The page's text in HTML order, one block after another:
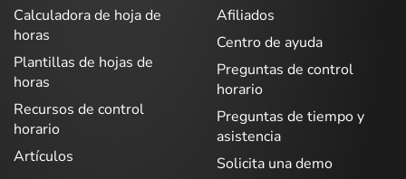
Calculadora de hoja de
horas
Plantillas de hojas de
horas
Recursos de control
horario
Artículos
Afiliados
Centro de ayuda
Preguntas de control
horario
Preguntas de tiempo y
asistencia
Solicita una demo